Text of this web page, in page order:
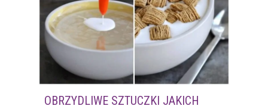
OBRZYDLIWE SZTUCZKI JAKICH